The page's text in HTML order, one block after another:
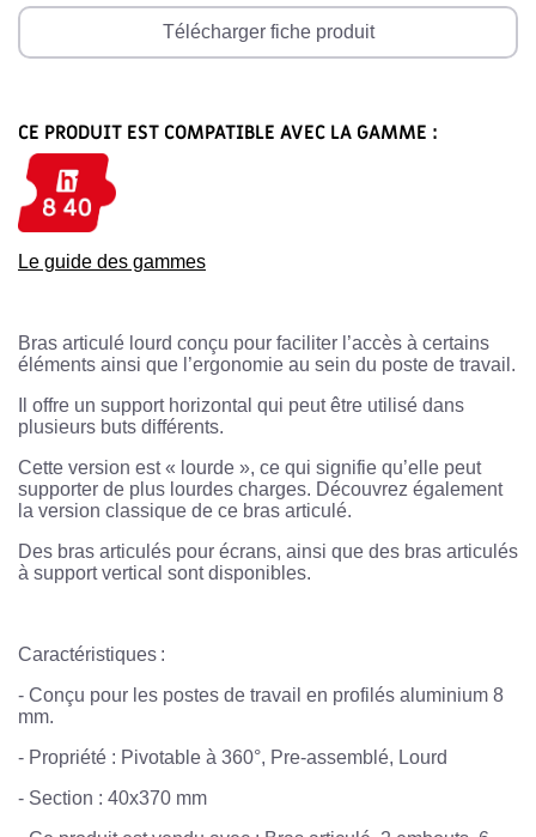
Télécharger fiche produit
CE PRODUIT EST COMPATIBLE AVEC LA GAMME :
Le guide des gammes
Bras articulé lourd conçu pour faciliter l’accès à certains
éléments ainsi que l’ergonomie au sein du poste de travail.
Il offre un support horizontal qui peut être utilisé dans
plusieurs buts différents.
Cette version est « lourde », ce qui signifie qu’elle peut
supporter de plus lourdes charges. Découvrez également
la version classique de ce bras articulé.
Des bras articulés pour écrans, ainsi que des bras articulés
à support vertical sont disponibles.
Caractéristiques :
- Conçu pour les postes de travail en profilés aluminium 8
mm.
- Propriété : Pivotable à 360°, Pre-assemblé, Lourd
- Section : 40x370 mm